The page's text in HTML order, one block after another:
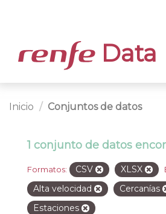
Data
Inicio Conjuntos de datos
1 conjunto de datos
Formatos: CSV XLSX
Alta velocidad Cercanías
Estaciones